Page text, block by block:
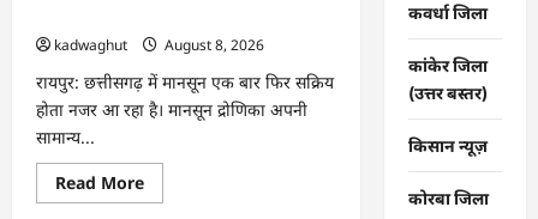
kadwaghut
August 8, 2026
रायपुर: छत्तीसगढ़ में मानसून एक बार फिर सक्रिय
होता नजर आ रहा है। मानसून द्रोणिका अपनी
सामान्य...
Read MoreRead
more
कवर्धा जिला
कांकेर जिला
(उत्तर बस्तर)
किसान न्यूज़
कोरबा जिला